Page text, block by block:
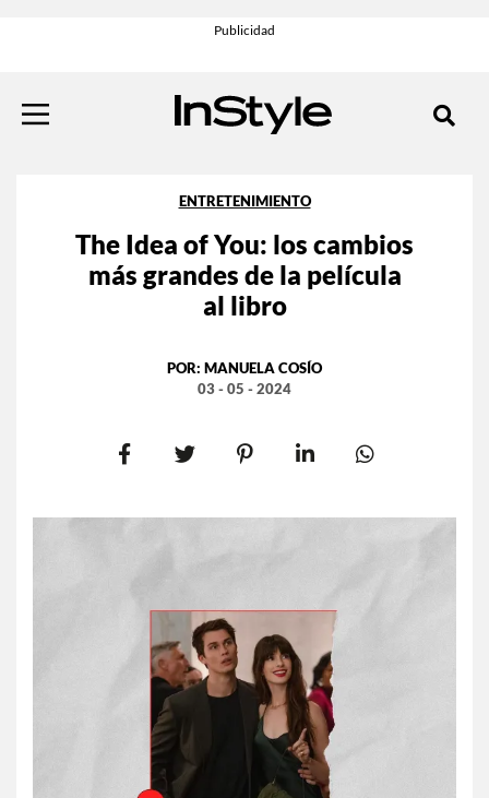
ENTRETENIMIENTO
The Idea of You: los cambios
más grandes de la película
al libro
POR: MANUELA COSÍO
03 - 05 - 2024